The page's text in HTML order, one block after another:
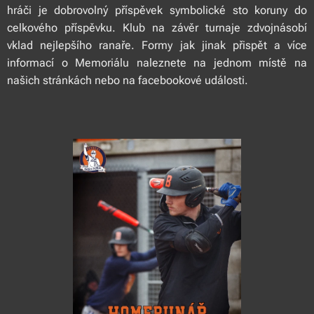
hráči je dobrovolný příspěvek symbolické sto koruny do
celkového příspěvku. Klub na závěr turnaje zdvojnásobí
vklad nejlepšího ranaře. Formy jak jinak přispět a více
informací o Memoriálu naleznete na jednom místě na
našich stránkách nebo na facebookové události.